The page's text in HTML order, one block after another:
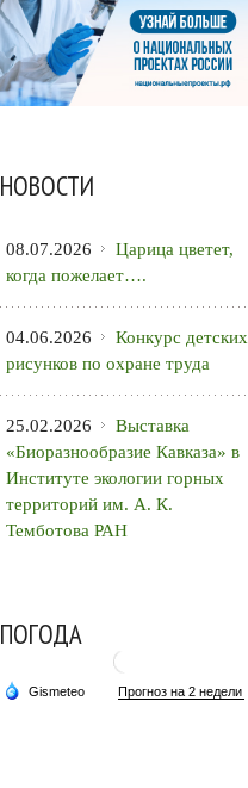
НОВОСТИ
08.07.2026
Царица цветет,
когда пожелает….
04.06.2026
Конкурс детских
рисунков по охране труда
25.02.2026
Выставка
«Биоразнообразие Кавказа» в
Институте экологии горных
территорий им. А. К.
Темботова РАН
ПОГОДА